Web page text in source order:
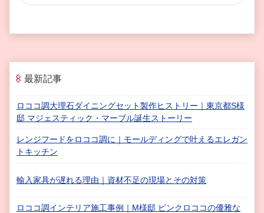
最新記事
ロココ調大理石ダイニングセット製作ヒストリー｜東京都S様
邸 マジェスティック・マーブル誕生ストーリー
レンジフードをロココ調に｜モールディングで叶えるエレガン
トキッチン
輸入家具が遅れる理由｜資材不足の現場とその対策
ロココ調インテリア施工事例｜M様邸 ピンクロココの優雅な